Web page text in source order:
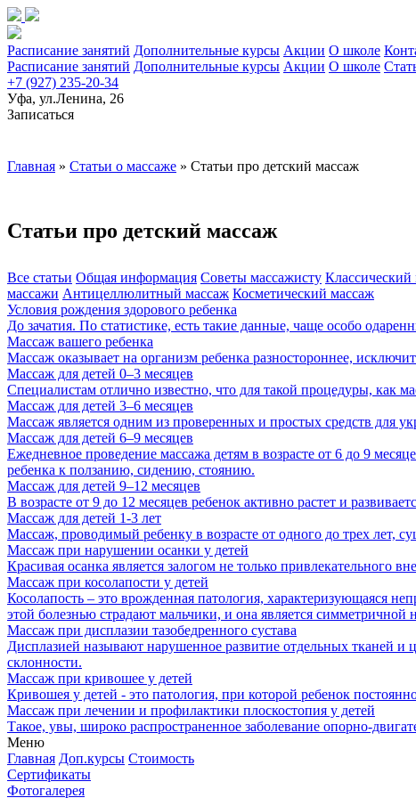
Расписание занятий Дополнительные курсы Акции О школе
Расписание занятий Дополнительные курсы Акции О школе
+7 (927) 235-20-34
Уфа, ул.Ленина, 26
Записаться
Главная » Статьи о массаже » Статьи про детский массаж
Статьи про детский массаж
Все статьи Общая информация Советы массажисту Классический
массажи Антицеллюлитный массаж Косметический массаж
Условия рождения здорового ребенка
До зачатия. По статистике, есть такие данные, чаще особо
Массаж вашего ребенка
Массаж оказывает на организм ребенка разностороннее,
Массаж для детей 0–3 месяцев
Специалистам отлично известно, что для такой процедуры, как
Массаж для детей 3–6 месяцев
Массаж является одним из проверенных и простых средств для
Массаж для детей 6–9 месяцев
Ежедневное проведение массажа детям в возрасте от 6 до 9
ребенка к ползанию, сидению, стоянию.
Массаж для детей 9–12 месяцев
В возрасте от 9 до 12 месяцев ребенок активно растет и
Массаж для детей 1-3 лет
Массаж, проводимый ребенку в возрасте от одного до трех лет,
Массаж при нарушении осанки у детей
Красивая осанка является залогом не только привлекательного
Массаж при косолапости у детей
Косолапость – это врожденная патология, характеризующаяся
этой болезнью страдают мальчики, и она является симметричной
Массаж при дисплазии тазобедренного сустава
Дисплазией называют нарушенное развитие отдельных тканей и
склонности.
Массаж при кривошее у детей
Кривошея у детей - это патология, при которой ребенок
Массаж при лечении и профилактики плоскостопия у детей
Такое, увы, широко распространенное заболевание опорно-
Меню
Главная Доп.курсы Стоимость
Сертификаты
Фотогалерея